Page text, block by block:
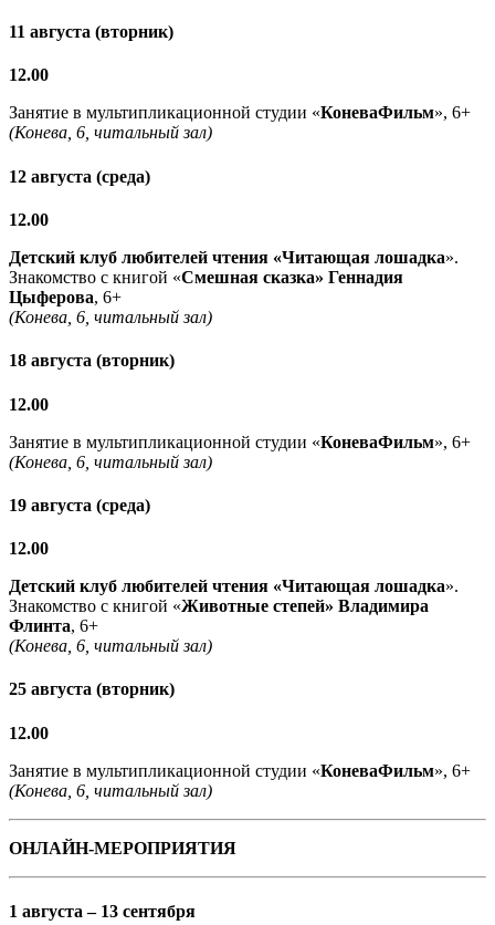
11 августа (вторник)
12.00
Занятие в мультипликационной студии «КоневаФильм», 6+
(Конева, 6, читальный зал)
12 августа (среда)
12.00
Детский клуб любителей чтения «Читающая лошадка».
Знакомство с книгой «Смешная сказка» Геннадия
Цыферова, 6+
(Конева, 6, читальный зал)
18 августа (вторник)
12.00
Занятие в мультипликационной студии «КоневаФильм», 6+
(Конева, 6, читальный зал)
19 августа (среда)
12.00
Детский клуб любителей чтения «Читающая лошадка».
Знакомство с книгой «Животные степей» Владимира
Флинта, 6+
(Конева, 6, читальный зал)
25 августа (вторник)
12.00
Занятие в мультипликационной студии «КоневаФильм», 6+
(Конева, 6, читальный зал)
ОНЛАЙН-МЕРОПРИЯТИЯ
1 августа – 13 сентября